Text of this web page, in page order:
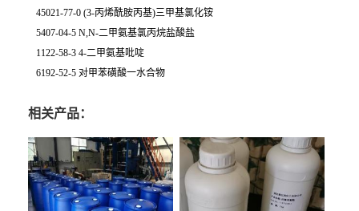
45021-77-0 (3-丙烯酰胺丙基)三甲基氯化铵
5407-04-5 N,N-二甲氨基氯丙烷盐酸盐
1122-58-3 4-二甲氨基吡啶
6192-52-5 对甲苯磺酸一水合物
相关产品：